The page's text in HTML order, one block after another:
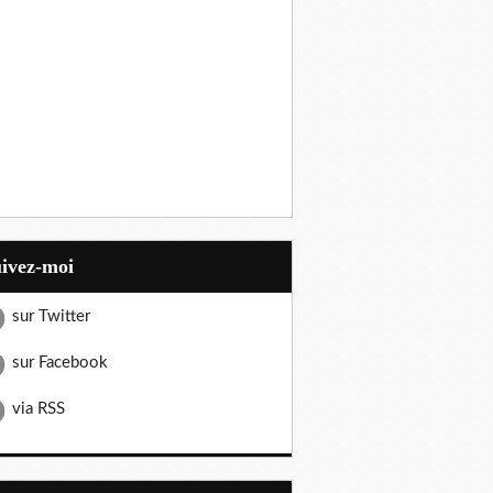
moi
sur Twitter
sur Facebook
via RSS